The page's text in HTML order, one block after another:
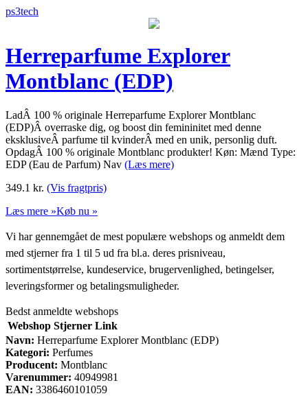
ps3tech
Herreparfume Explorer
Montblanc (EDP)
LadÂ 100 % originale Herreparfume Explorer Montblanc
(EDP)Â overraske dig, og boost din femininitet med denne
eksklusiveÂ parfume til kvinderÂ med en unik, personlig duft.
OpdagÂ 100 % originale Montblanc produkter! Køn: Mænd Type:
EDP (Eau de Parfum) Nav (Læs mere)
349.1 kr. (Vis fragtpris)
Læs mere »Køb nu »
Vi har gennemgået de mest populære webshops og anmeldt dem
med stjerner fra 1 til 5 ud fra bl.a. deres prisniveau,
sortimentstørrelse, kundeservice, brugervenlighed, betingelser,
leveringsformer og betalingsmuligheder.
Bedst anmeldte webshops
Webshop Stjerner Link
Navn: Herreparfume Explorer Montblanc (EDP)
Kategori: Perfumes
Producent: Montblanc
Varenummer: 40949981
EAN: 3386460101059